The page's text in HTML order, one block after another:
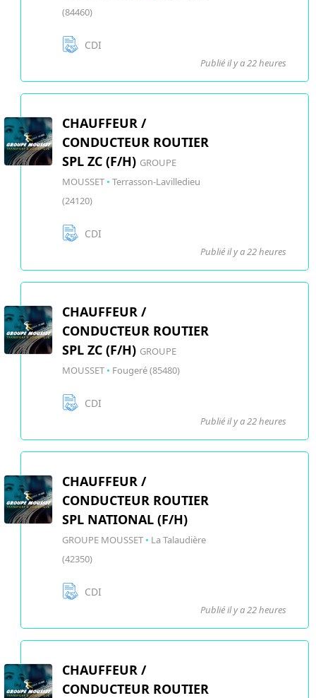
(84460)
CDI
Publié il y a 22 heures
CHAUFFEUR /
CONDUCTEUR ROUTIER
SPL ZC (F/H) GROUPE
MOUSSET • Terrasson-Lavilledieu
(24120)
CDI
Publié il y a 22 heures
CHAUFFEUR /
CONDUCTEUR ROUTIER
SPL ZC (F/H) GROUPE
MOUSSET • Fougeré (85480)
CDI
Publié il y a 22 heures
CHAUFFEUR /
CONDUCTEUR ROUTIER
SPL NATIONAL (F/H)
GROUPE MOUSSET • La Talaudière
(42350)
CDI
Publié il y a 22 heures
CHAUFFEUR /
CONDUCTEUR ROUTIER